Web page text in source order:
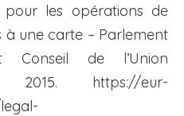
pour les opérations de
à une carte – Parlement
Conseil de l’Union
2015. https://eur-